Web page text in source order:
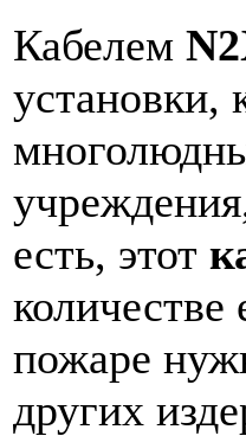
Кабелем
установки,
есть, этот
пожаре
других